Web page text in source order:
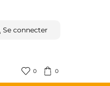
Se connecter
0 0